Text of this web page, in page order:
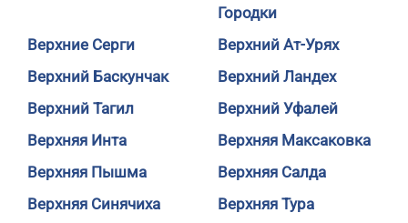
Городки
Верхние Серги
Верхний Ат-Урях
Верхний Баскунчак
Верхний Ландех
Верхний Тагил
Верхний Уфалей
Верхняя Инта
Верхняя Максаковка
Верхняя Пышма
Верхняя Салда
Верхняя Синячиха
Верхняя Тура